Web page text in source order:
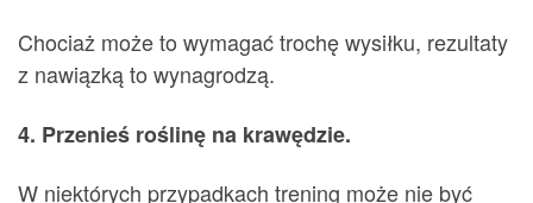
Chociaż może to wymagać trochę wysiłku, rezultaty
z nawiązką to wynagrodzą.
4. Przenieś roślinę na krawędzie.
W niektórych przypadkach trening może nie być